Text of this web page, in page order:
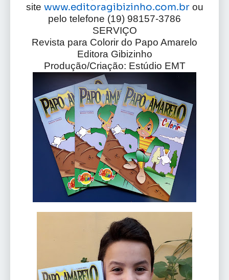
site www.editoragibizinho.com.brou
pelo telefone (19) 98157-3786
SERVIÇO
Revista para Colorir do Papo Amarelo
Editora Gibizinho
Produção/Criação: Estúdio EMT